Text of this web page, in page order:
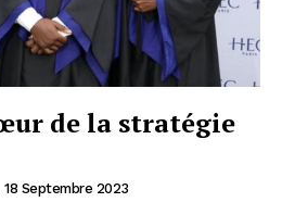
de la stratégie
18 Septembre 2023